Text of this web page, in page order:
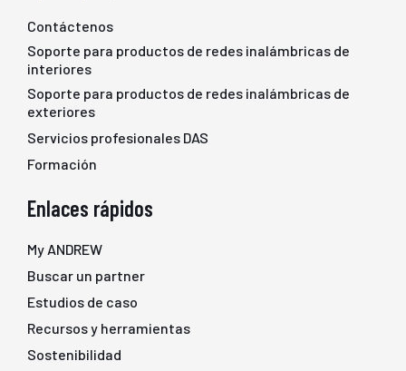
Contáctenos
Soporte para productos de redes inalámbricas de
interiores
Soporte para productos de redes inalámbricas de
exteriores
Servicios profesionales DAS
Formación
Enlaces rápidos
My ANDREW
Buscar un partner
Estudios de caso
Recursos y herramientas
Sostenibilidad